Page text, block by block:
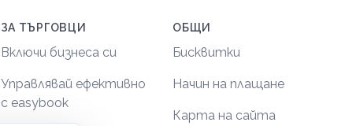
ЗА ТЪРГОВЦИ
Включи бизнеса си
Управлявай ефективно
с easybook
ОБЩИ
Бисквитки
Начин на плащане
Карта на сайта